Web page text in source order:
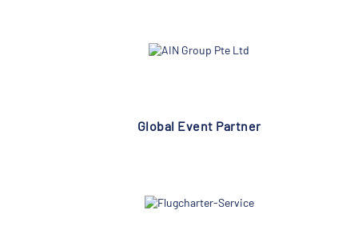
Global Event Partner